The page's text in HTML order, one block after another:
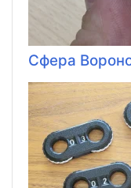
Сфера